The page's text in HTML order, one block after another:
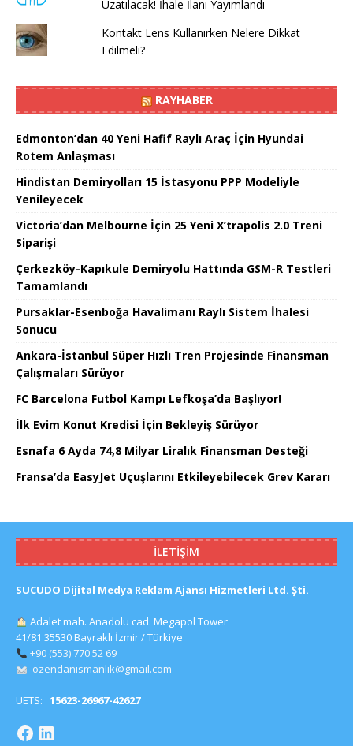
Uzatılacak! İhale İlanı Yayımlandı
Kontakt Lens Kullanırken Nelere Dikkat
Edilmeli?
RAYHABER
Edmonton’dan 40 Yeni Hafif Raylı Araç İçin Hyundai
Rotem Anlaşması
Hindistan Demiryolları 15 İstasyonu PPP Modeliyle
Yenileyecek
Victoria’dan Melbourne İçin 25 Yeni X’trapolis 2.0 Treni
Siparişi
Çerkezköy-Kapıkule Demiryolu Hattında GSM-R Testleri
Tamamlandı
Pursaklar-Esenboğa Havalimanı Raylı Sistem İhalesi
Sonucu
Ankara-İstanbul Süper Hızlı Tren Projesinde Finansman
Çalışmaları Sürüyor
FC Barcelona Futbol Kampı Lefkoşa’da Başlıyor!
İlk Evim Konut Kredisi İçin Bekleyiş Sürüyor
Esnafa 6 Ayda 74,8 Milyar Liralık Finansman Desteği
Fransa’da EasyJet Uçuşlarını Etkileyebilecek Grev Kararı
İLETIŞIM
SUCUDO Dijital Medya Reklam Ajansı Hizmetleri Ltd. Şti.
Adalet mah. Anadolu cad. Megapol Tower
41/81 35530 Bayraklı İzmir / Türkiye
+90 (553) 770 52 69
ozendanismanlik@gmail.com
UETS: 15623-26967-42627